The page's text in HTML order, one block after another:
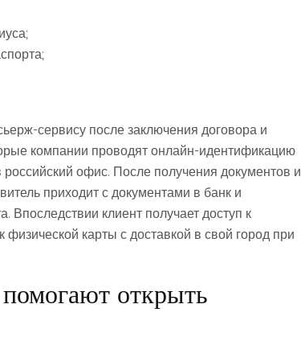
сервису после заключения договора и
компании проводят онлайн-идентификацию
российский офис. После получения документов и
приходит с документами в банк и
Впоследствии клиент получает доступ к
карты с доставкой в свой город при
открыть